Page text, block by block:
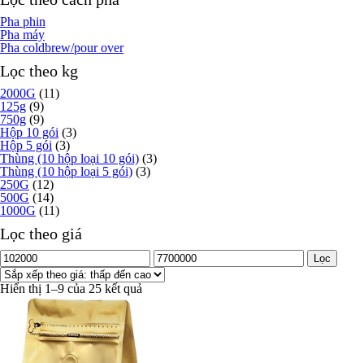
Pha phin
Pha máy
Pha coldbrew/pour over
Lọc theo kg
2000G (11)
125g (9)
750g (9)
Hộp 10 gói (3)
Hộp 5 gói (3)
Thùng (10 hộp loại 10 gói) (3)
Thùng (10 hộp loại 5 gói) (3)
250G (12)
500G (14)
1000G (11)
Lọc theo giá
Lọc
Hiển thị 1–9 của 25 kết quả